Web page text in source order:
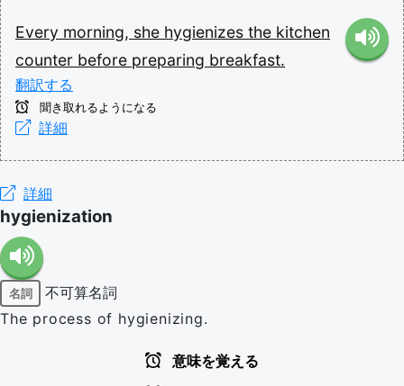
Every morning, she hygienizes the kitchen
counter before preparing breakfast.
翻訳する
聞き取れるようになる
詳細
詳細
hygienization
名詞
不可算名詞
The process of hygienizing.
意味を覚える